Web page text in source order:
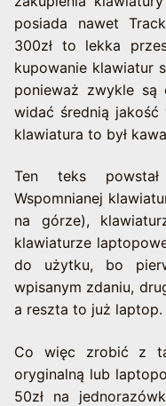
posiada nawet
300zł to lekka
kupowanie klawiatur
ponieważ zwykle
widać średnią
klawiatura to był
Ten teks
Wspomnianej
na górze),
klawiaturze
do użytku, bo
wpisanym zdaniu,
a reszta to już laptop.
Co więc zrobić z
oryginalną lub
50zł na